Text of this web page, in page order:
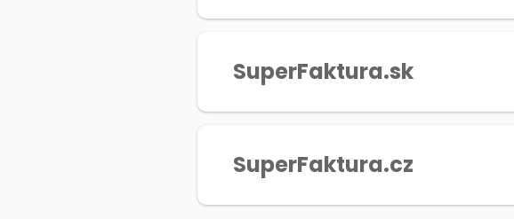
SuperFaktura.sk
SuperFaktura.cz